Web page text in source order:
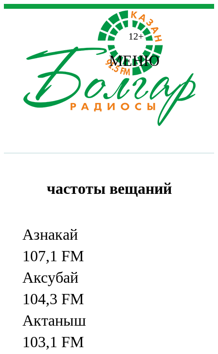
12+
МЕНЮ
частоты вещаний
Азнакай
107,1 FM
Аксубай
104,3 FM
Актаныш
103,1 FM